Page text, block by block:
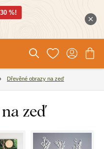
%!
Dřevěné obrazy na zeď
zeď